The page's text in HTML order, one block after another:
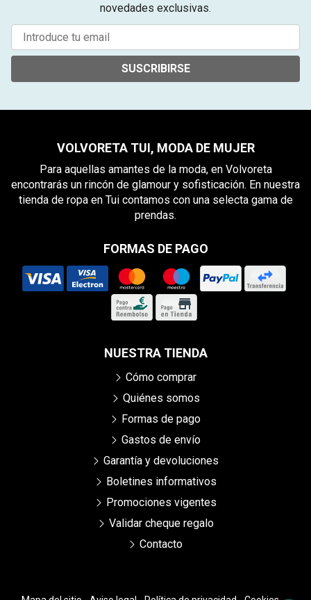
novedades exclusivas.
SUSCRIBIRSE
VOLVORETA TUI, MODA DE MUJER
Para aquellas amantes de la moda, en Volvoreta
encontrarás un rincón de glamour y sofisticación. En nuestra
tienda de ropa en Tui contamos con una selecta gama de
prendas.
FORMAS DE PAGO
NUESTRA TIENDA
Cómo comprar
Quiénes somos
Formas de pago
Gastos de envío
Garantía y devoluciones
Boletines informativos
Promociones vigentes
Validar cheque regalo
Contacto